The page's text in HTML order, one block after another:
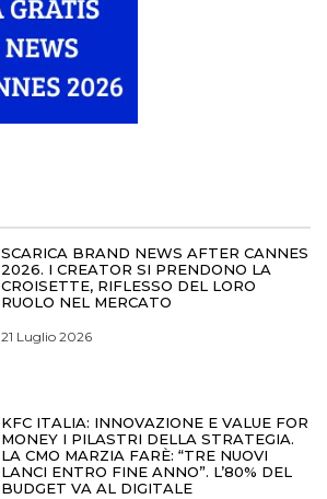
SCARICA BRAND NEWS AFTER CANNES
2026. I CREATOR SI PRENDONO LA
CROISETTE, RIFLESSO DEL LORO
RUOLO NEL MERCATO
21 Luglio 2026
KFC ITALIA: INNOVAZIONE E VALUE FOR
MONEY I PILASTRI DELLA STRATEGIA.
LA CMO MARZIA FARÈ: “TRE NUOVI
LANCI ENTRO FINE ANNO”. L’80% DEL
BUDGET VA AL DIGITALE